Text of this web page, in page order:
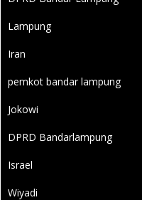
Lampung
Iran
pemkot bandar lampung
Jokowi
DPRD Bandarlampung
Israel
Wiyadi